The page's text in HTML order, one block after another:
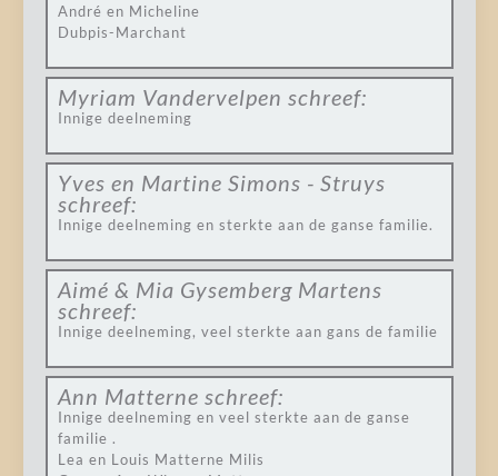
André en Micheline
Dubpis-Marchant
Myriam Vandervelpen schreef:
Innige deelneming
Yves en Martine Simons - Struys
schreef:
Innige deelneming en sterkte aan de ganse familie.
Aimé & Mia Gysemberg Martens
schreef:
Innige deelneming, veel sterkte aan gans de familie
Ann Matterne schreef:
Innige deelneming en veel sterkte aan de ganse
familie .
Lea en Louis Matterne Milis